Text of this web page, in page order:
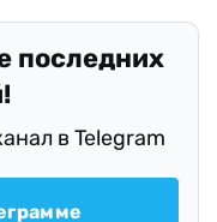
последних
в Telegram